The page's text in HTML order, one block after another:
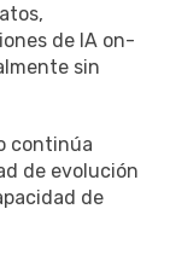
de IA on-
sin
continúa
de evolución
de